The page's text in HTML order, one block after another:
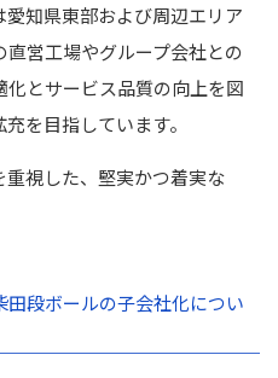
知県東部および周辺エリア
営工場やグループ会社との
とサービス品質の向上を図
を目指しています。
視した、堅実かつ着実な
段ボールの子会社化につい